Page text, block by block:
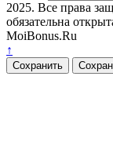
2025. Все права
обязательна
MoiBonus.Ru
↑